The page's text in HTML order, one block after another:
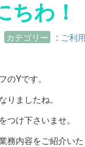
ちわ！
カテゴリー : ご利
のYです。
りましたね。
つけ下さいませ。
務内容をご紹介いた